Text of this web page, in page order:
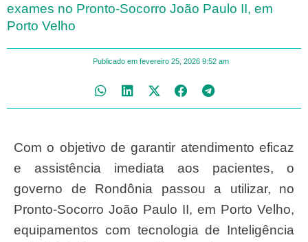
exames no Pronto-Socorro João Paulo II, em
Porto Velho
Publicado em fevereiro 25, 2026 9:52 am
Com o objetivo de garantir atendimento eficaz
e assistência imediata aos pacientes, o
governo de Rondônia passou a utilizar, no
Pronto-Socorro João Paulo II, em Porto Velho,
equipamentos com tecnologia de Inteligência